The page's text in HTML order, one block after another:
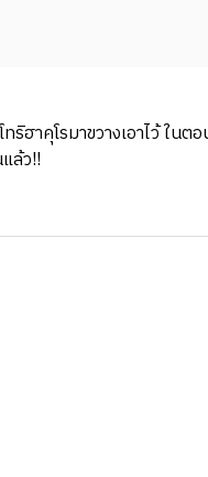
คุโรมาขวางเอาไว้ ในตอ
ล้ว!!